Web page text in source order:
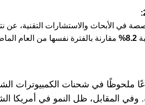
8.2% مقارنة بالفترة نفسها من العام
الثالث من عام 2025 ارتفاعًا ملحوظًا في